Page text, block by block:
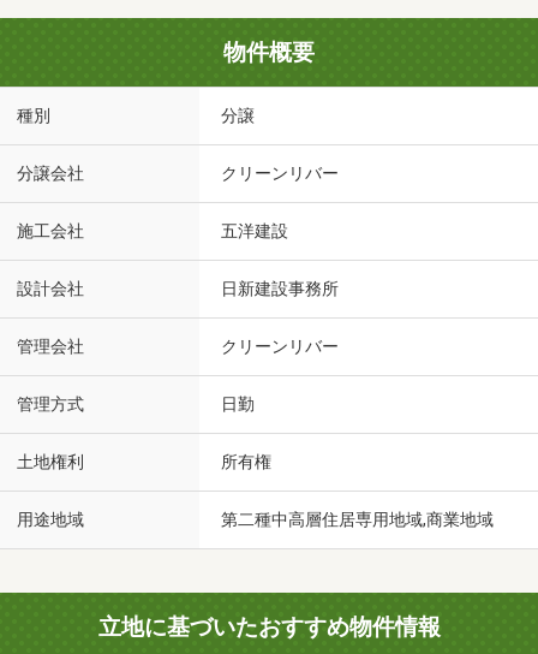
物件概要
種別 分譲
分譲会社 クリーンリバー
施工会社 五洋建設
設計会社 日新建設事務所
管理会社 クリーンリバー
管理方式 日勤
土地権利 所有権
用途地域 第二種中高層住居専用地域,商業地域
立地に基づいたおすすめ物件情報